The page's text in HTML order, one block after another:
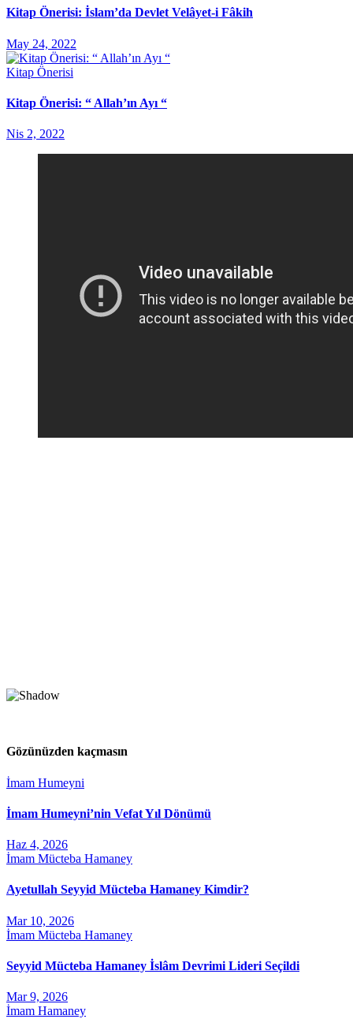
Kitap Önerisi: İslam’da Devlet Velâyet-i Fâkih
May 24, 2022
Kitap Önerisi
Kitap Önerisi: “ Allah’ın Ayı “
Nis 2, 2022
Gözünüzden kaçmasın
İmam Humeyni
İmam Humeyni’nin Vefat Yıl Dönümü
Haz 4, 2026
İmam Mücteba Hamaney
Ayetullah Seyyid Mücteba Hamaney Kimdir?
Mar 10, 2026
İmam Mücteba Hamaney
Seyyid Mücteba Hamaney İslâm Devrimi Lideri Seçildi
Mar 9, 2026
İmam Hamaney